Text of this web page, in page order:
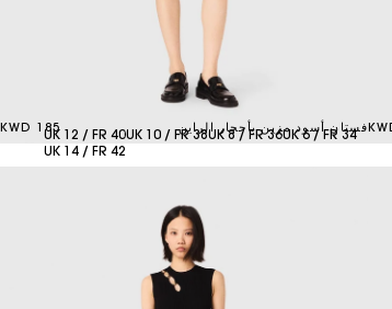
فستان أسود مزين بأحجار الراين 185 KWD UK 6 / FR 34
UK 8 / FR 36
UK 10 / FR 38
UK 12 / FR 40
UK 14 / FR 42